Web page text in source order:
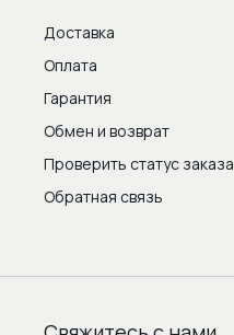
Доставка
Оплата
Гарантия
Обмен и возврат
Проверить статус заказа
Обратная связь